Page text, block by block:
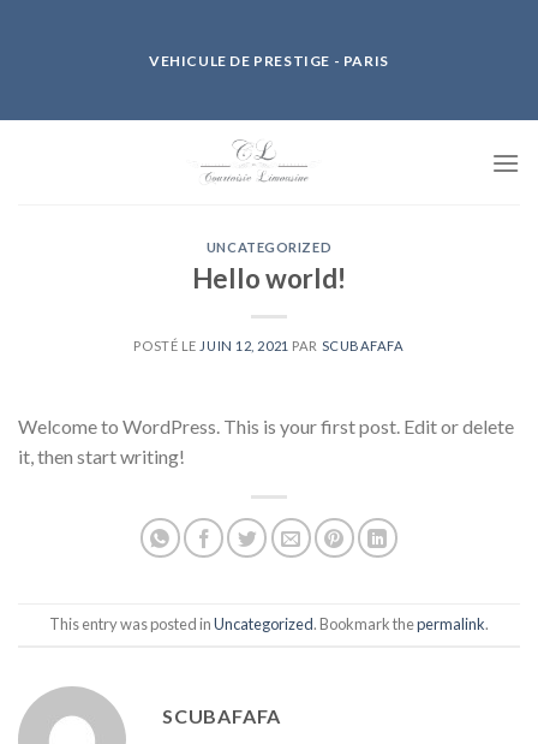
VEHICULE DE PRESTIGE - PARIS
UNCATEGORIZED
Hello world!
POSTÉ LE JUIN 12, 2021 PAR SCUBAFAFA
Welcome to WordPress. This is your first post. Edit or delete
it, then start writing!
This entry was posted inUncategorized. Bookmark thepermalink.
SCUBAFAFA